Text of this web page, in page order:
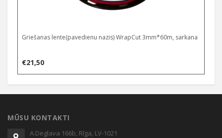
Griešanas lente(pavedienu nazis) WrapCut 3mm*60m, sarkana
€21,50
MŪSU KONTAKTI
A.Deglava 166b, Rīga, LV-1021